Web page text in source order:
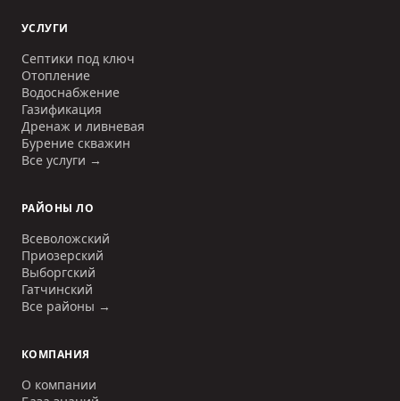
УСЛУГИ
Септики под ключ
Отопление
Водоснабжение
Газификация
Дренаж и ливневая
Бурение скважин
Все услуги →
РАЙОНЫ ЛО
Всеволожский
Приозерский
Выборгский
Гатчинский
Все районы →
КОМПАНИЯ
О компании